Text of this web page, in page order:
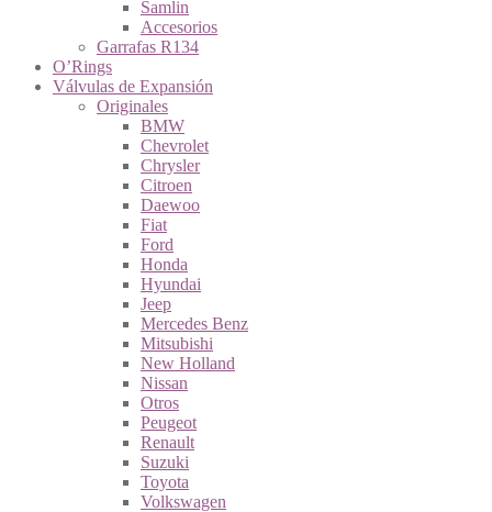
Samlin
Accesorios
Garrafas R134
O’Rings
Válvulas de Expansión
Originales
BMW
Chevrolet
Chrysler
Citroen
Daewoo
Fiat
Ford
Honda
Hyundai
Jeep
Mercedes Benz
Mitsubishi
New Holland
Nissan
Otros
Peugeot
Renault
Suzuki
Toyota
Volkswagen